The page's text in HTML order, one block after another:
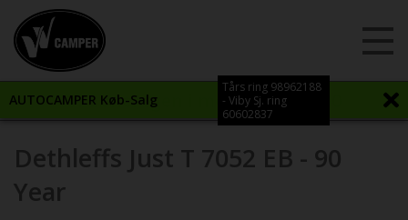
Vi åbner igen i morgen kl. 12:00
AUTOCAMPER Køb-Salg
Tårs ring 98962188
- Viby Sj. ring
60602837
Dethleffs Just T 7052 EB - 90
Year